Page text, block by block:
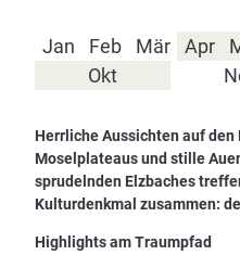
Jan Feb Mär Apr
Okt
Herrliche Aussichten auf den
Moselplateaus und stille
sprudelnden Elzbaches
Kulturdenkmal zusammen:
Highlights am Traumpfad